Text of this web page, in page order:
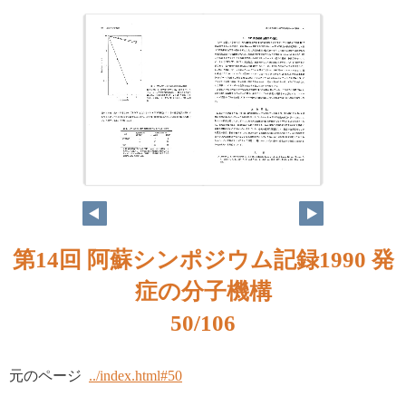
第14回 阿蘇シンポジウム記録1990 発
症の分子機構
50/106
元のページ ../index.html#50